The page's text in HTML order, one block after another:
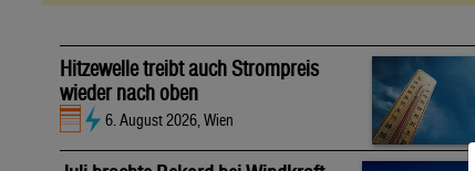
Hitzewelle treibt auch Strompreis
wieder nach oben
6. August 2026, Wien